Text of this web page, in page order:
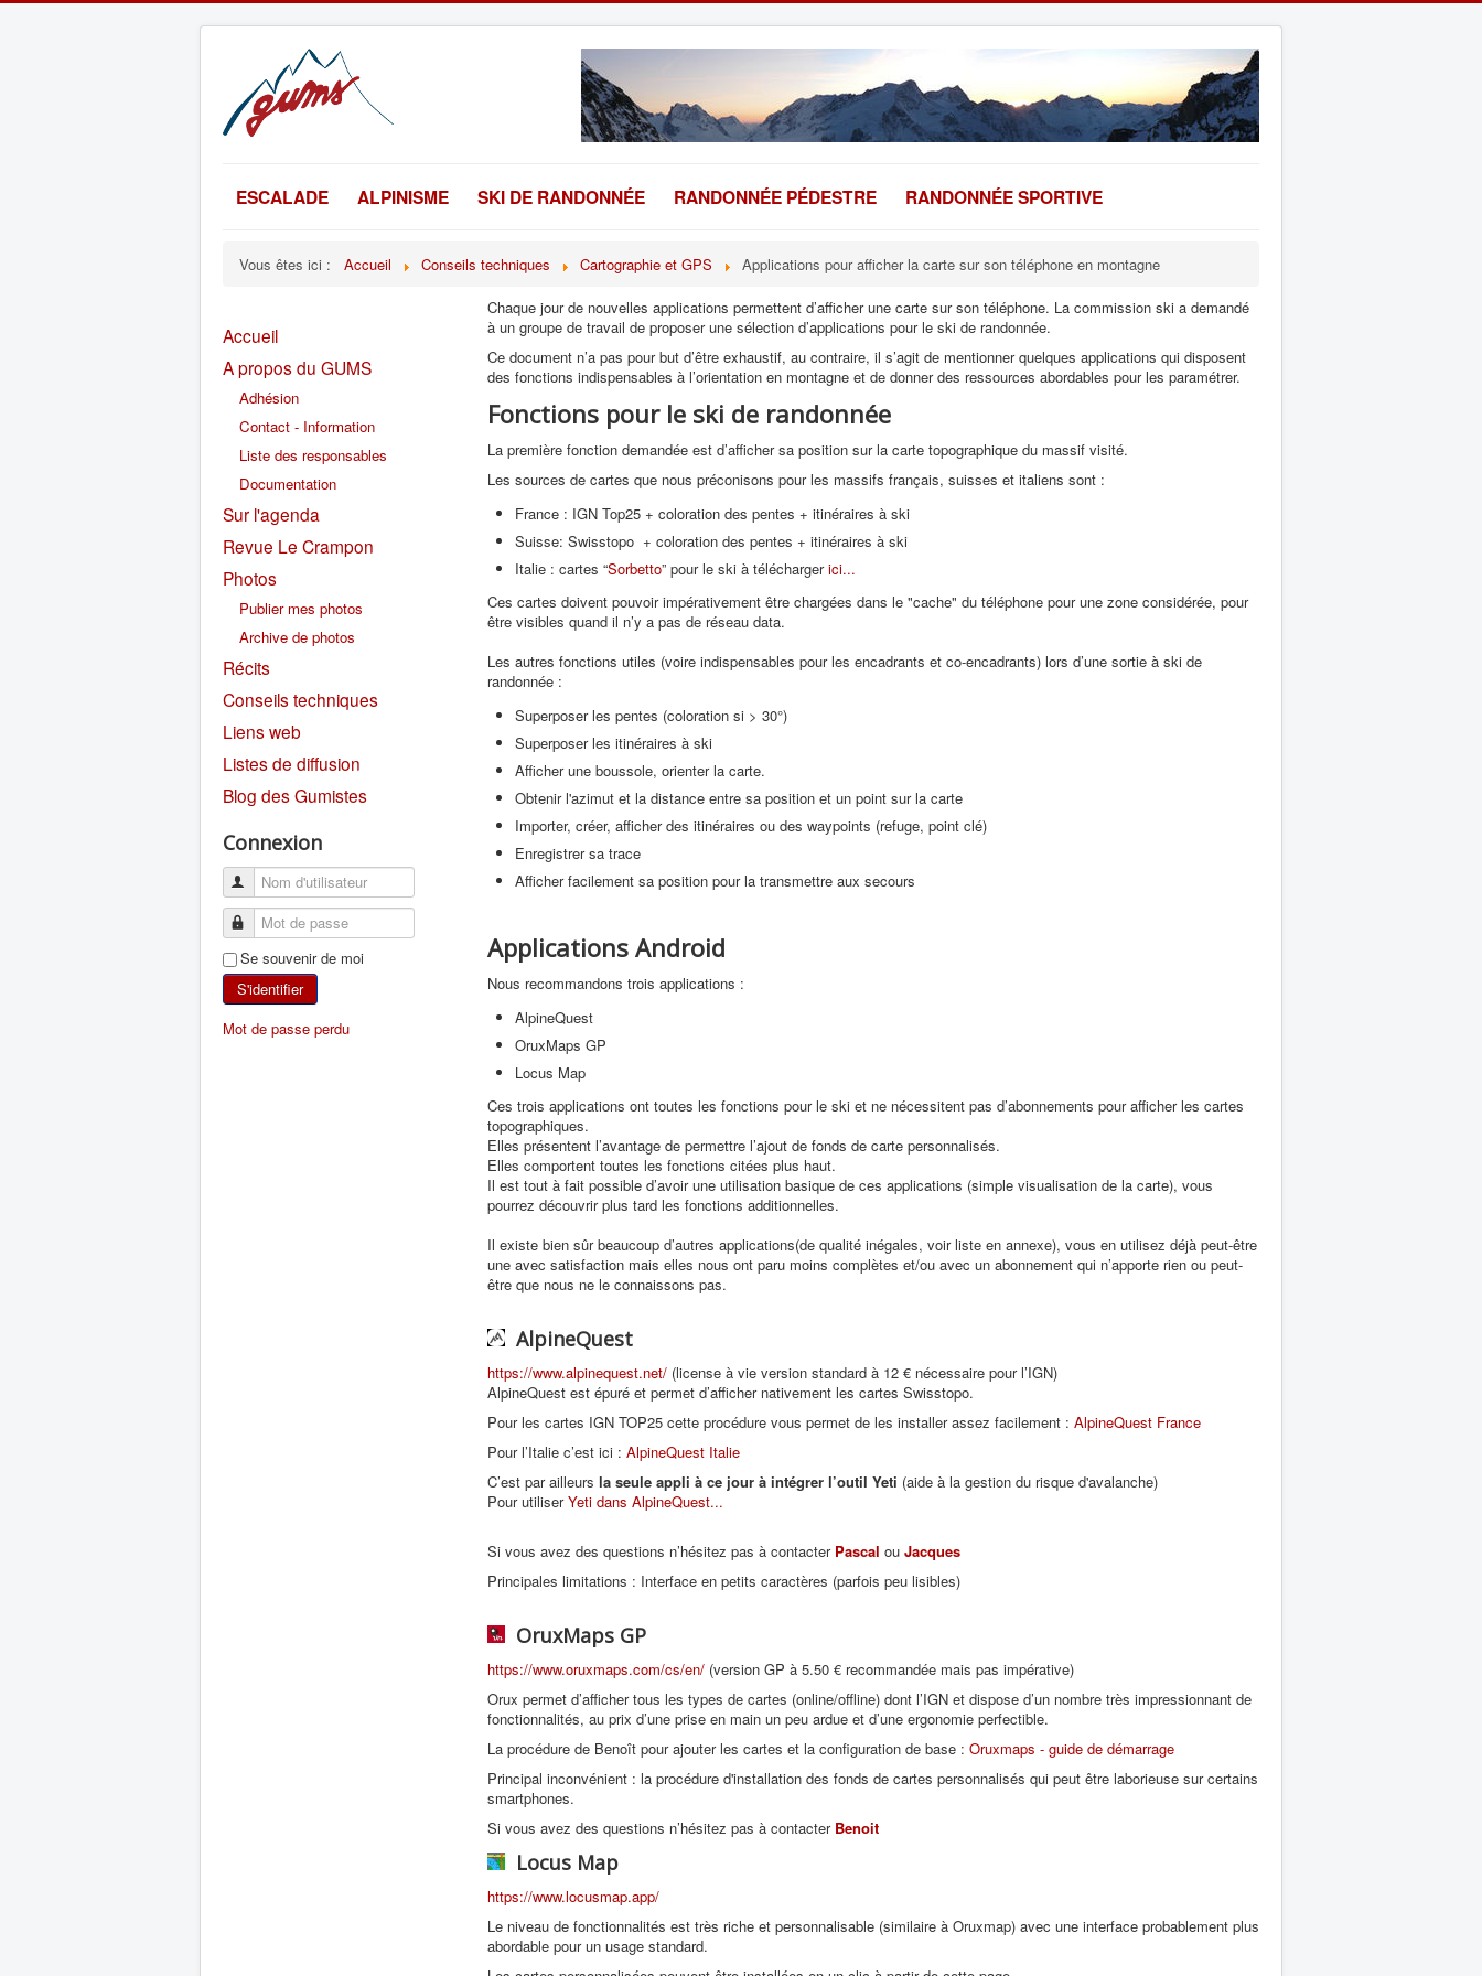
ESCALADE ALPINISME SKI DE RANDONNÉE RANDONNÉE PÉDESTRE RANDONNÉE SPORTIVE
Vous êtes ici : Accueil Conseils techniques Cartographie et GPS Applications pour afficher la carte sur son téléphone en montagne
Accueil
A propos du GUMS
Adhésion
Contact - Information
Liste des responsables
Documentation
Sur l'agenda
Revue Le Crampon
Photos
Publier mes photos
Archive de photos
Récits
Conseils techniques
Liens web
Listes de diffusion
Blog des Gumistes
Connexion
Se souvenir de moi
S'identifier
Mot de passe perdu
Chaque jour de nouvelles applications permettent d’afficher une carte sur son téléphone. La commission ski a demandé
à un groupe de travail de proposer une sélection d’applications pour le ski de randonnée.
Ce document n’a pas pour but d’être exhaustif, au contraire, il s’agit de mentionner quelques applications qui disposent
des fonctions indispensables à l’orientation en montagne et de donner des ressources abordables pour les paramétrer.
Fonctions pour le ski de randonnée
La première fonction demandée est d’afficher sa position sur la carte topographique du massif visité.
Les sources de cartes que nous préconisons pour les massifs français, suisses et italiens sont :
France : IGN Top25 + coloration des pentes + itinéraires à ski
Suisse: Swisstopo + coloration des pentes + itinéraires à ski
Italie : cartes “Sorbetto” pour le ski à téléchargerici...
Ces cartes doivent pouvoir impérativement être chargées dans le "cache" du téléphone pour une zone considérée, pour
être visibles quand il n’y a pas de réseau data.
Les autres fonctions utiles (voire indispensables pour les encadrants et co-encadrants) lors d’une sortie à ski de
randonnée :
Superposer les pentes (coloration si > 30°)
Superposer les itinéraires à ski
Afficher une boussole, orienter la carte.
Obtenir l'azimut et la distance entre sa position et un point sur la carte
Importer, créer, afficher des itinéraires ou des waypoints (refuge, point clé)
Enregistrer sa trace
Afficher facilement sa position pour la transmettre aux secours
Applications Android
Nous recommandons trois applications :
AlpineQuest
OruxMaps GP
Locus Map
Ces trois applications ont toutes les fonctions pour le ski et ne nécessitent pas d’abonnements pour afficher les cartes
topographiques.
Elles présentent l’avantage de permettre l’ajout de fonds de carte personnalisés.
Elles comportent toutes les fonctions citées plus haut.
Il est tout à fait possible d’avoir une utilisation basique de ces applications (simple visualisation de la carte), vous
pourrez découvrir plus tard les fonctions additionnelles.
Il existe bien sûr beaucoup d’autres applications(de qualité inégales, voir liste en annexe), vous en utilisez déjà peut-être
une avec satisfaction mais elles nous ont paru moins complètes et/ou avec un abonnement qui n’apporte rien ou peut-
être que nous ne le connaissons pas.
AlpineQuest
https://www.alpinequest.net/ (license à vie version standard à 12 € nécessaire pour l’IGN)
AlpineQuest est épuré et permet d’afficher nativement les cartes Swisstopo.
Pour les cartes IGN TOP25 cette procédure vous permet de les installer assez facilement : AlpineQuest France
Pour l’Italie c’est ici : AlpineQuest Italie
C’est par ailleurs la seule appli à ce jour à intégrer l’outil Yeti (aide à la gestion du risque d'avalanche)
Pour utiliserYeti dans AlpineQuest...
Si vous avez des questions n’hésitez pas à contacter Pascal ou Jacques
Principales limitations : Interface en petits caractères (parfois peu lisibles)
OruxMaps GP
https://www.oruxmaps.com/cs/en/ (version GP à 5.50 € recommandée mais pas impérative)
Orux permet d’afficher tous les types de cartes (online/offline) dont l’IGN et dispose d’un nombre très impressionnant de
fonctionnalités, au prix d’une prise en main un peu ardue et d’une ergonomie perfectible.
La procédure de Benoît pour ajouter les cartes et la configuration de base : Oruxmaps - guide de démarrage
Principal inconvénient : la procédure d'installation des fonds de cartes personnalisés qui peut être laborieuse sur certains
smartphones.
Si vous avez des questions n’hésitez pas à contacter Benoit
Locus Map
https://www.locusmap.app/
Le niveau de fonctionnalités est très riche et personnalisable (similaire à Oruxmap) avec une interface probablement plus
abordable pour un usage standard.